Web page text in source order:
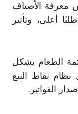
معرفة الأصناف
أعلى، وتأثير
الطعام بشكل
نقاط البيع
الفواتير.